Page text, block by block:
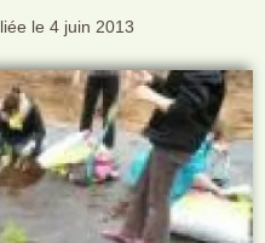
le 4 juin 2013